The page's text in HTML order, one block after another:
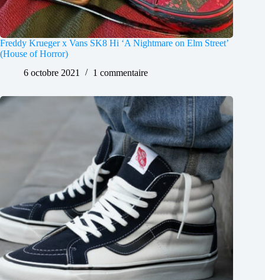
Freddy Krueger x Vans SK8 Hi ‘A Nightmare on Elm Street’
(House of Horror)
6 octobre 2021
1 commentaire